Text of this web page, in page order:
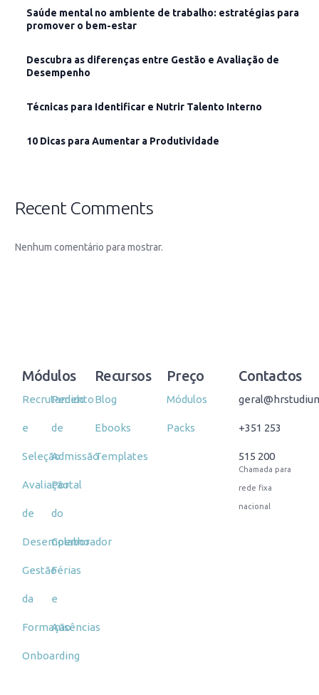
Saúde mental no ambiente de trabalho: estratégias para
promover o bem-estar
Descubra as diferenças entre Gestão e Avaliação de
Desempenho
Técnicas para Identificar e Nutrir Talento Interno
10 Dicas para Aumentar a Produtividade
Recent Comments
Nenhum comentário para mostrar.
Módulos
Recrutamento
e
Seleção
Avaliação
de
Desempenho
Gestão
da
Formação
Onboarding
Pedido
de
Admissão
Portal
do
Colaborador
Férias
e
Ausências
Recursos
Blog
Ebooks
Templates
Preço
Módulos
Packs
Contactos
+351 253
515 200
Chamada para
rede fixa
nacional